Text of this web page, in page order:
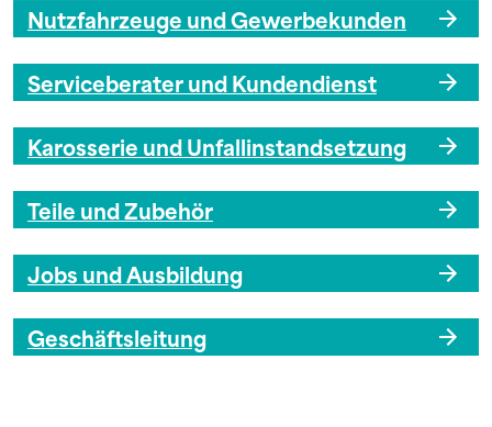
Nutzfahrzeuge und Gewerbekunden
Serviceberater und Kundendienst
Karosserie und Unfallinstandsetzung
Teile und Zubehör
Jobs und Ausbildung
Geschäftsleitung